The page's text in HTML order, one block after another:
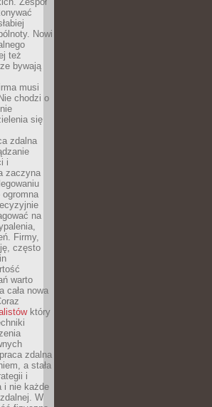
Nowi
też
bywają
musi
chodzi o
się
zdalna
i
zaczyna
na
Firmy,
często
warto
cała nowa
który
zdalna
a stała
i
i nie każde
W